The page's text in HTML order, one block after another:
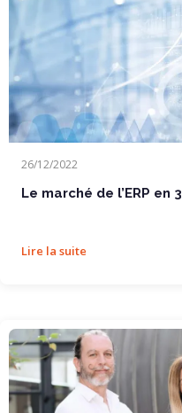
26/12/2022
Le marché de l’ERP en
Lire la suite